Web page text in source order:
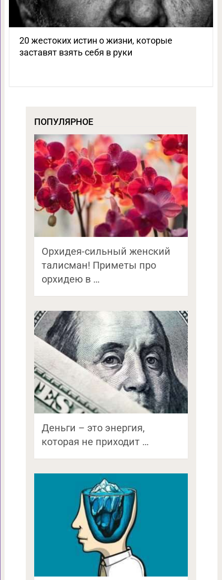
20 жестоких истин о жизни, которые
заставят взять себя в руки
ПОПУЛЯРНОЕ
Орхидея-сильный женский
талисман! Приметы про
орхидею в …
Деньги – это энергия,
которая не приходит …